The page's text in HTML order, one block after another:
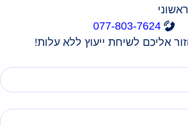
077-803-7624
אליכם לשיחת ייעוץ ללא עלות!